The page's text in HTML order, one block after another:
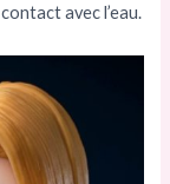
avec l’eau.